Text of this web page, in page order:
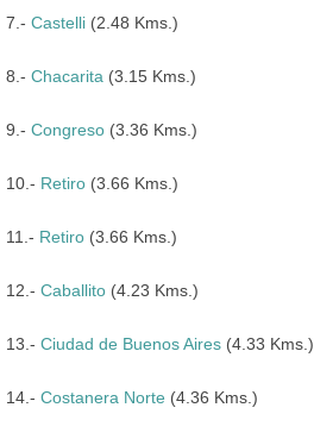
7.- Castelli (2.48 Kms.)
8.- Chacarita (3.15 Kms.)
9.- Congreso (3.36 Kms.)
10.- Retiro (3.66 Kms.)
11.- Retiro (3.66 Kms.)
12.- Caballito (4.23 Kms.)
13.- Ciudad de Buenos Aires (4.33 Kms.)
14.- Costanera Norte (4.36 Kms.)